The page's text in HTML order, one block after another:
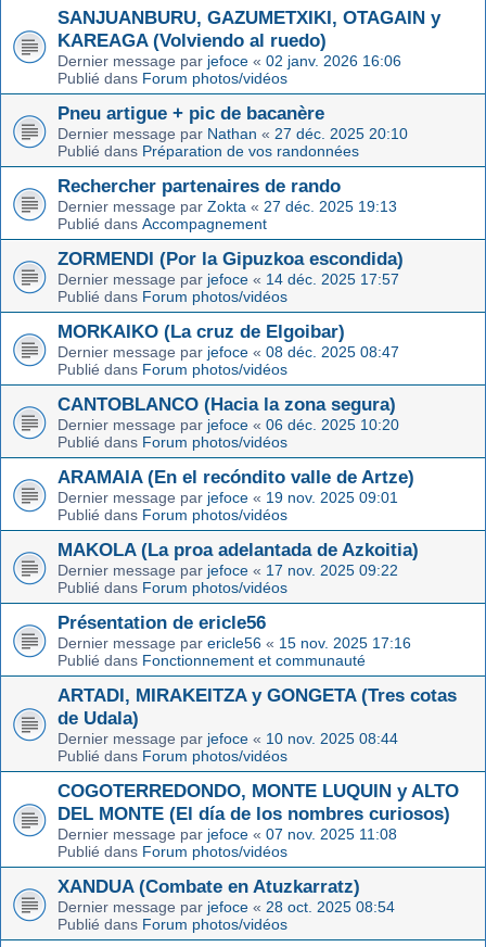
SANJUANBURU, GAZUMETXIKI, OTAGAIN y
KAREAGA (Volviendo al ruedo)
Dernier message par jefoce « 02 janv. 2026 16:06
Publié dans Forum photos/vidéos
Pneu artigue + pic de bacanère
Dernier message par Nathan « 27 déc. 2025 20:10
Publié dans Préparation de vos randonnées
Rechercher partenaires de rando
Dernier message par Zokta « 27 déc. 2025 19:13
Publié dans Accompagnement
ZORMENDI (Por la Gipuzkoa escondida)
Dernier message par jefoce « 14 déc. 2025 17:57
Publié dans Forum photos/vidéos
MORKAIKO (La cruz de Elgoibar)
Dernier message par jefoce « 08 déc. 2025 08:47
Publié dans Forum photos/vidéos
CANTOBLANCO (Hacia la zona segura)
Dernier message par jefoce « 06 déc. 2025 10:20
Publié dans Forum photos/vidéos
ARAMAIA (En el recóndito valle de Artze)
Dernier message par jefoce « 19 nov. 2025 09:01
Publié dans Forum photos/vidéos
MAKOLA (La proa adelantada de Azkoitia)
Dernier message par jefoce « 17 nov. 2025 09:22
Publié dans Forum photos/vidéos
Présentation de ericle56
Dernier message par ericle56 « 15 nov. 2025 17:16
Publié dans Fonctionnement et communauté
ARTADI, MIRAKEITZA y GONGETA (Tres cotas
de Udala)
Dernier message par jefoce « 10 nov. 2025 08:44
Publié dans Forum photos/vidéos
COGOTERREDONDO, MONTE LUQUIN y ALTO
DEL MONTE (El día de los nombres curiosos)
Dernier message par jefoce « 07 nov. 2025 11:08
Publié dans Forum photos/vidéos
XANDUA (Combate en Atuzkarratz)
Dernier message par jefoce « 28 oct. 2025 08:54
Publié dans Forum photos/vidéos